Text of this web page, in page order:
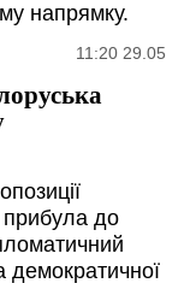
напрямку.
11:20 29.05
до
демократичної